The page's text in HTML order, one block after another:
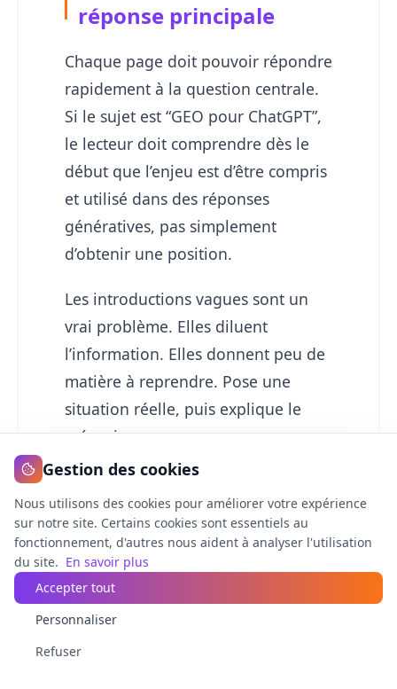
réponse principale
Chaque page doit pouvoir répondre
rapidement à la question centrale.
Si le sujet est “GEO pour ChatGPT”,
le lecteur doit comprendre dès le
début que l’enjeu est d’être compris
et utilisé dans des réponses
génératives, pas simplement
d’obtenir une position.
Les introductions vagues sont un
vrai problème. Elles diluent
l’information. Elles donnent peu de
matière à reprendre. Pose une
situation réelle, puis explique le
mécanisme.
Découpe les sections
selon les questions
Une bonne page doit répondre à
plusieurs questions autonomes :
comment ChatGPT trouve les
Gestion des cookies
Nous utilisons des cookies pour améliorer votre expérience
sur notre site. Certains cookies sont essentiels au
fonctionnement, d'autres nous aident à analyser l'utilisation
du site. En savoir plus
Accepter tout
Personnaliser
Refuser